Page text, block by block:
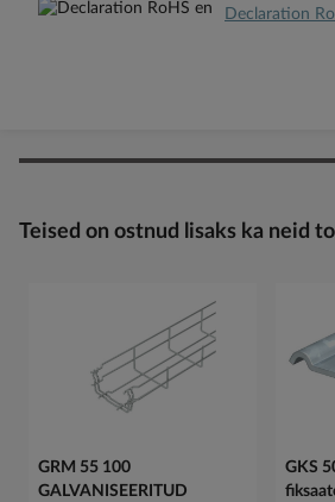
Declaration
Teised on ostnud lisaks ka neid
GRM 55 100
GALVANISEERITUD
GKS